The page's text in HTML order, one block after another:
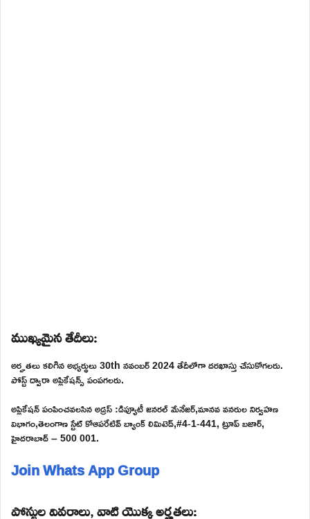
ముఖ్యమైన తేదీలు:
అర్హతలు కలిగిన అభ్యర్థులు 30th నవంబర్ 2024 తేదీలోగా దరఖాస్తు చేసుకోగలరు.
పోస్ట్ ద్వారా అప్లికేషన్స్ పంపగలరు.
అప్లికేషన్ పంపించవలసిన అడ్రస్ :డిప్యూటీ జనరల్ మేనేజర్,మానవ వనరుల నిర్వహణ
విభాగం,తెలంగాణ స్టేట్ కోఆపరేటివ్ బ్యాంక్ లిమిటెడ్,#4-1-441, ట్రూప్ బజార్,
హైదరాబాద్ – 500 001.
Join Whats App Group
పోస్టుల వివరాలు, వాటి యొక్క అర్హతలు: